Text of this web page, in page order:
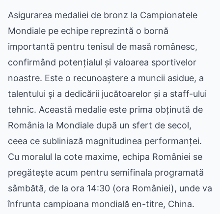
Asigurarea medaliei de bronz la Campionatele
Mondiale pe echipe reprezintă o bornă
importantă pentru tenisul de masă românesc,
confirmând potențialul și valoarea sportivelor
noastre. Este o recunoaștere a muncii asidue, a
talentului și a dedicării jucătoarelor și a staff-ului
tehnic. Această medalie este prima obținută de
România la Mondiale după un sfert de secol,
ceea ce subliniază magnitudinea performanței.
Cu moralul la cote maxime, echipa României se
pregătește acum pentru semifinala programată
sâmbătă, de la ora 14:30 (ora României), unde va
înfrunta campioana mondială en-titre, China.